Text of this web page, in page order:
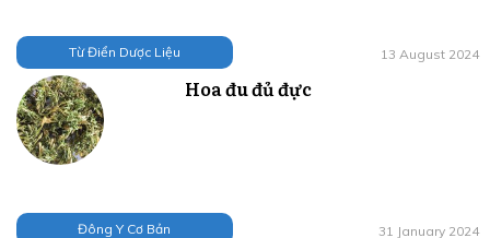
Từ Điển Dược Liệu 13 August 2024
Hoa đu đủ đực
Đông Y Cơ Bản 31 January 2024